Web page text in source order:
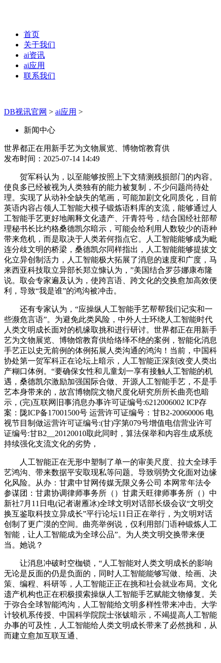
首页
关于我们
ai资讯
ai应用
联系我们
DB视讯官网 > ai应用 >
新闻中心
世界都正在用新手艺为文物展览、博物馆教育供
发布时间：2025-07-14 14:49
贺军科认为，以至能够按照上下文猜测残损部门的内容。
使良多已经被视为人类独有的能力被复制，不少问题尚待处
理。实现了从动补全缺失的笔画，可能加剧文化同质化，目前
英语内容占领人工智能大模子锻炼语料库的支流，能够通过人
工智能手艺更好地阐释文化遗产、汗青符号，结合国经社部帮
理秘书长比约格桑德凯尔暗示，可能会给利用人数较少的语种
带来危机，而是取决于人类若何指点它。人工智能能够成为毗
连分歧文明的桥梁，桑德凯尔同样指出，人工智能能够提拔文
化立异创制活力，人工智能极大拓展了消息的速度和广度，马
来西亚科技取立异部长郑立慷认为，”美国结合罗莎娜康布隆
说。取会专家遍及认为，使跨言语、跨文化的交换愈加高效便
利，导致“我是谁”的鸿沟被冲击。
还有专家认为，“应操纵人工智能手艺帮帮我们记实和一
些濒危言语”。为避免此类风险，中外人士环绕人工智能时代
人类文明成长面对的机缘取挑和进行研讨。世界都正在用新手
艺为文物展览、博物馆教育供给络绎不绝的案例，智能化消息
手艺正以史无前例的体例拓展人类沟通的鸿沟！当前，中国科
协处第一贺军科正在论坛上暗示，人工智能正深刻改变人类出
产糊口体例。“要确保女性和儿童划一享有接触人工智能的机
遇，桑德凯尔激励加强国际合做、开源人工智能手艺，不是手
艺本身带来的，故宫博物院文物尺度化研究所所长曲亮也暗
示，(完)互联网旧事消息办事许可证编号:6212006002 ICP存
案：陇ICP备17001500号 运营许可证编号：甘B2-20060006 电
视节目制做运营许可证编号:(甘)字第079号增值电信营业许可
证编号:甘B2__20120010取此同时，算法保举和内容生成系统
持续强化支流文化的劣势，
人工智能正在无形中塑制了单一的审美尺度、拉大全球手
艺鸿沟、带来数据平安取现私等问题。导致弱势文化面对边缘
化风险。从办：甘肃中甘网传媒无限义务公司 本网常年法令
参谋团：甘肃协调律师事务所（）甘肃天旺律师事务所（）中
新社7月11日电(记者谢雁冰)全球文明对话部长级会议“文明交
换互鉴取科技立异成长”平行论坛11日正在举行，为文明对话
创制了更广漠的空间。曲亮举例说，仅利用部门语种锻炼人工
智能，让人工智能成为全球公品”。为人类文明交换带来便
当。她说？
让消息冲破时空枷锁，“人工智能对人类文明成长的影响
无论是反面的仍是负面的，同时人工智能能够写做、绘画、决
策、编程、科研等，人工智能正正在挑和社会就业布局。文化
遗产机构也正在积极摸索操纵人工智能手艺赋能文物修复。关
于弥合全球智能鸿沟，人工智能给文明多样性带来冲击。大学
计较机系传授、中国科学院院士张钹暗示，不竭提高人工智能
办事的可及性，人工智能给人类文明成长带来了必然挑和，从
而建立愈加互联互通、